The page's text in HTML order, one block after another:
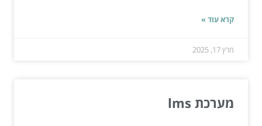
קרא עוד »
מרץ 17, 2025
מערכת lms